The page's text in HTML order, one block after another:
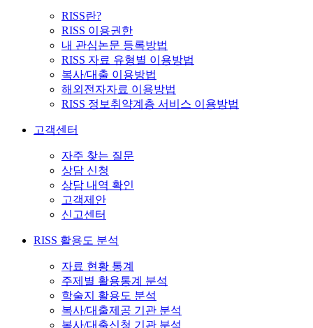
RISS란?
RISS 이용권한
내 관심논문 등록방법
RISS 자료 유형별 이용방법
복사/대출 이용방법
해외전자자료 이용방법
RISS 정보취약계층 서비스 이용방법
고객센터
자주 찾는 질문
상담 신청
상담 내역 확인
고객제안
신고센터
RISS 활용도 분석
자료 현황 통계
주제별 활용통계 분석
학술지 활용도 분석
복사/대출제공 기관 분석
복사/대출신청 기관 분석